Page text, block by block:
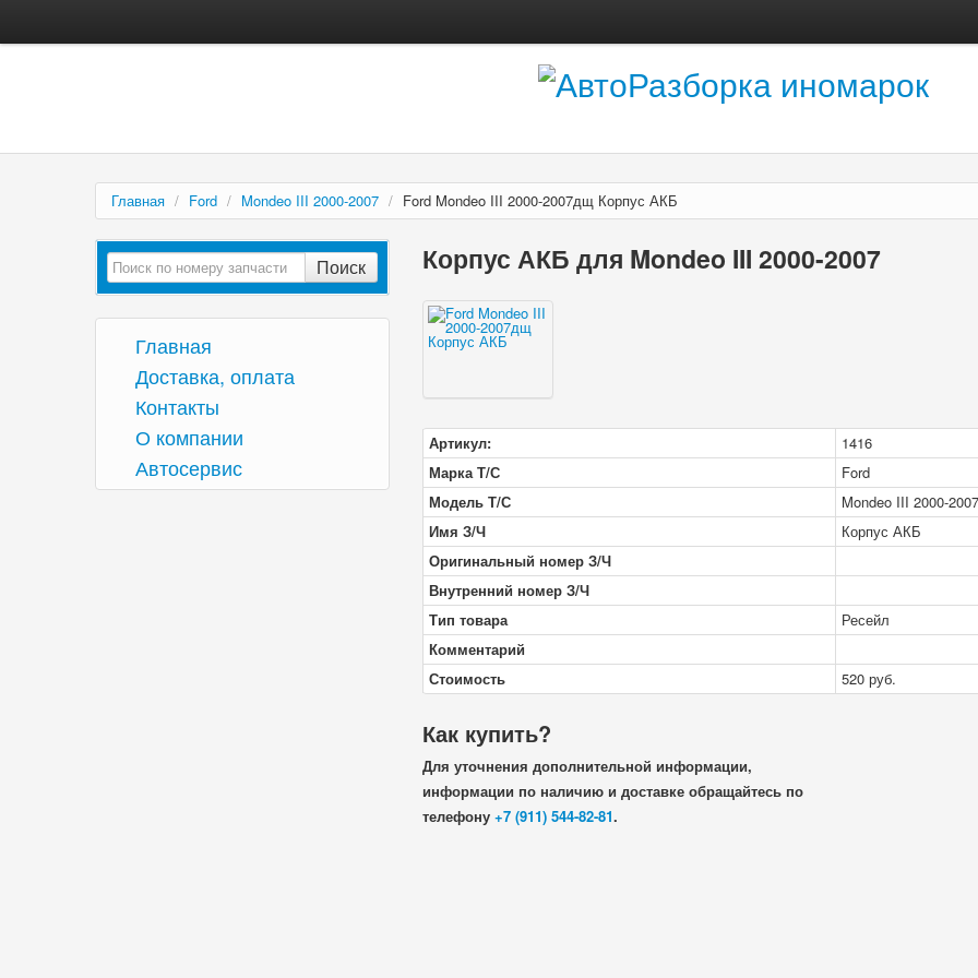
Главная / Ford / Mondeo III 2000-2007 / Ford Mondeo III 2000-2007дщ Корпус АКБ
Поиск
Главная
Доставка, оплата
Контакты
О компании
Автосервис
Корпус АКБ для Mondeo III 2000-2007
Артикул:
1416
Марка Т/С
Ford
Модель Т/С
Mondeo III 2000-2007
Имя З/Ч
Корпус АКБ
Оригинальный номер З/Ч
Внутренний номер З/Ч
Тип товара
Ресейл
Комментарий
Стоимость
520 руб.
Как купить?
Для уточнения дополнительной информации,
информации по наличию и доставке обращайтесь по
телефону +7 (911) 544-82-81.